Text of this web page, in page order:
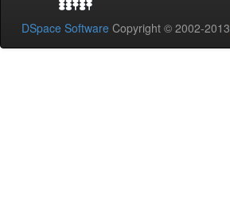
DSpace Software Copyright © 2002-2013